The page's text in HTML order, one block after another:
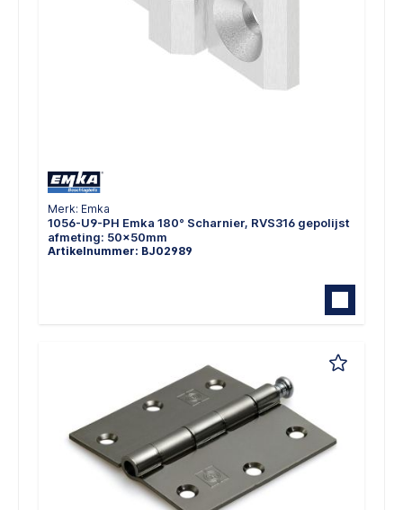
Merk: Emka
1056-U9-PH Emka 180° Scharnier, RVS316 gepolijst
afmeting: 50x50mm
Artikelnummer: BJ02989